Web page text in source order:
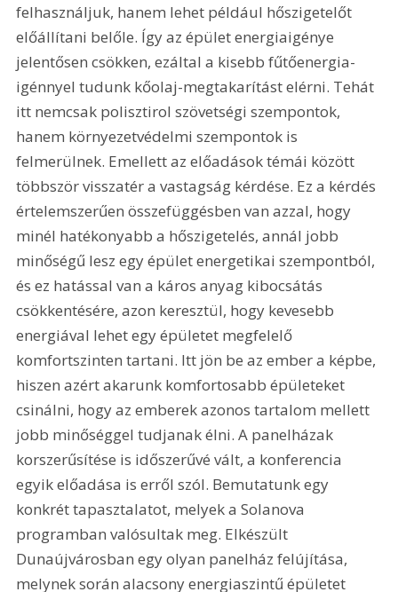
felhasználjuk, hanem lehet például hőszigetelőt
előállítani belőle. Így az épület energiaigénye
jelentősen csökken, ezáltal a kisebb fűtőenergia-
igénnyel tudunk kőolaj-megtakarítást elérni. Tehát
itt nemcsak polisztirol szövetségi szempontok,
hanem környezetvédelmi szempontok is
felmerülnek. Emellett az előadások témái között
többször visszatér a vastagság kérdése. Ez a kérdés
értelemszerűen összefüggésben van azzal, hogy
minél hatékonyabb a hőszigetelés, annál jobb
minőségű lesz egy épület energetikai szempontból,
és ez hatással van a káros anyag kibocsátás
csökkentésére, azon keresztül, hogy kevesebb
energiával lehet egy épületet megfelelő
komfortszinten tartani. Itt jön be az ember a képbe,
hiszen azért akarunk komfortosabb épületeket
csinálni, hogy az emberek azonos tartalom mellett
jobb minőséggel tudjanak élni. A panelházak
korszerűsítése is időszerűvé vált, a konferencia
egyik előadása is erről szól. Bemutatunk egy
konkrét tapasztalatot, melyek a Solanova
programban valósultak meg. Elkészült
Dunaújvárosban egy olyan panelház felújítása,
melynek során alacsony energiaszintű épületet